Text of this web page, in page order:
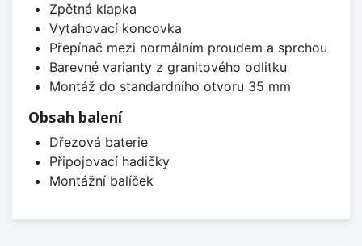
Zpětná klapka
Vytahovací koncovka
Přepínač mezi normálním proudem a sprchou
Barevné varianty z granitového odlitku
Montáž do standardního otvoru 35 mm
Obsah balení
Dřezová baterie
Připojovací hadičky
Montážní balíček